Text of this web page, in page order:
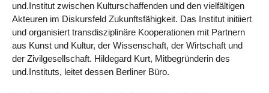
und.Institut zwischen Kulturschaffenden und den vielfältigen
Akteuren im Diskursfeld Zukunftsfähigkeit. Das Institut initiiert
und organisiert transdisziplinäre Kooperationen mit Partnern
aus Kunst und Kultur, der Wissenschaft, der Wirtschaft und
der Zivilgesellschaft. Hildegard Kurt, Mitbegründerin des
und.Instituts, leitet dessen Berliner Büro.